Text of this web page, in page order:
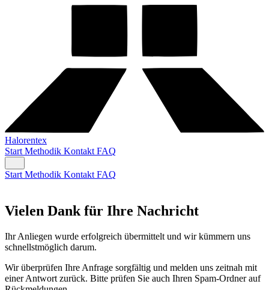
Halorentex
Start Methodik Kontakt FAQ
Start Methodik Kontakt FAQ
Vielen Dank für Ihre Nachricht
Ihr Anliegen wurde erfolgreich übermittelt und wir kümmern uns
schnellstmöglich darum.
Wir überprüfen Ihre Anfrage sorgfältig und melden uns zeitnah mit
einer Antwort zurück. Bitte prüfen Sie auch Ihren Spam-Ordner auf